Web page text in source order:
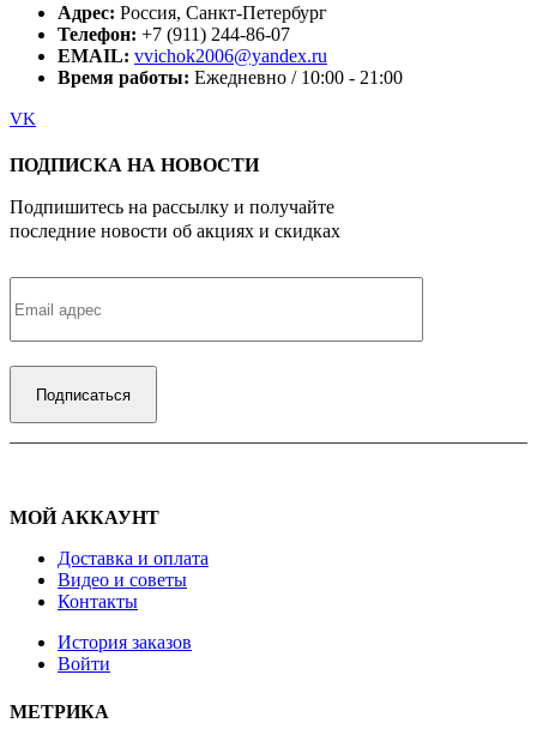
Адрес: Россия, Санкт-Петербург
Телефон: +7 (911) 244-86-07
EMAIL: vvichok2006@yandex.ru
Время работы: Ежедневно / 10:00 - 21:00
VK
ПОДПИСКА НА НОВОСТИ
Подпишитесь на рассылку и получайте
последние новости об акциях и скидках
МОЙ АККАУНТ
Доставка и оплата
Видео и советы
Контакты
История заказов
Войти
МЕТРИКА